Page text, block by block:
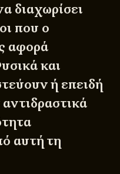
διαχωρίσει
που ο
αφορά
και
ή επειδή
αυτή τη